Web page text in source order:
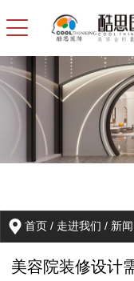
首页 / 走进我们 / 新
美容院装修设计